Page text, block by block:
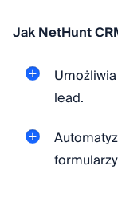
Jak NetHunt
lead.